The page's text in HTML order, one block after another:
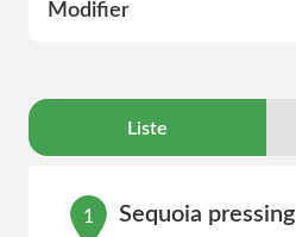
Modifier
Liste
1 Sequoia pressing